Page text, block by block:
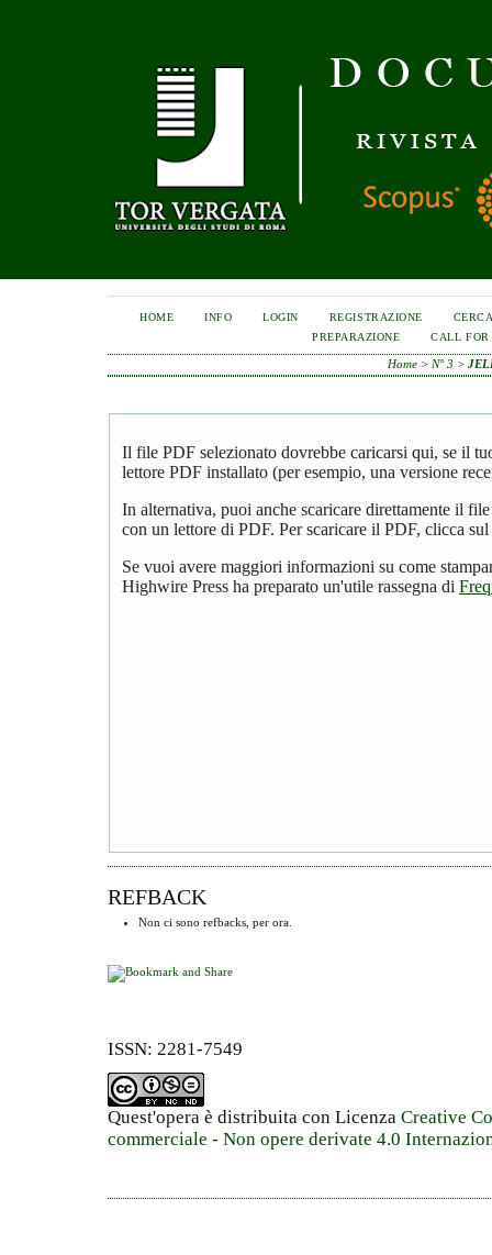
HOME INFO LOGIN REGISTRAZIONE
PREPARAZIONE
CALL FOR
Home> N° 3 >
Il file PDF selezionato dovrebbe caricarsi qui, se il
lettore PDF installato (per esempio, una versione
In alternativa, puoi anche scaricare direttamente il
con un lettore di PDF. Per scaricare il PDF, clicca
Se vuoi avere maggiori informazioni su come
Highwire Press ha preparato un'utile rassegna di
REFBACK
Non ci sono refbacks, per ora.
ISSN: 2281-7549
Quest'opera è distribuita con Licenza Creative
commerciale - Non opere derivate 4.0